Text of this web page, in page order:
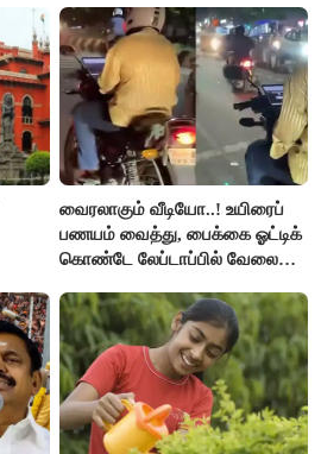
வைரலாகும் வீடியோ..! உயிரைப்
பணயம் வைத்து, பைக்கை ஓட்டிக்
கொண்டே லேப்டாப்பில் வேலை